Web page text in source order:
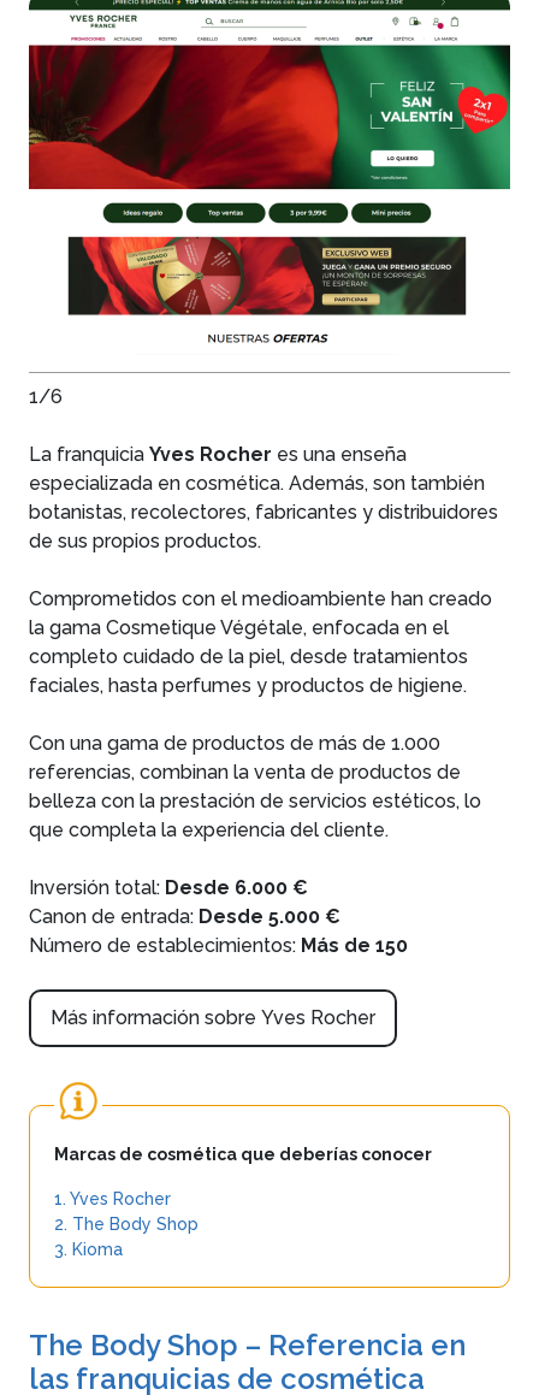
1/6
La franquicia Yves Rocher es una enseña
especializada en cosmética. Además, son también
botanistas, recolectores, fabricantes y distribuidores
de sus propios productos.
Comprometidos con el medioambiente han creado
la gama Cosmetique Végétale, enfocada en el
completo cuidado de la piel, desde tratamientos
faciales, hasta perfumes y productos de higiene.
Con una gama de productos de más de 1.000
referencias, combinan la venta de productos de
belleza con la prestación de servicios estéticos, lo
que completa la experiencia del cliente.
Inversión total: Desde 6.000 €
Canon de entrada: Desde 5.000 €
Número de establecimientos: Más de 150
Más información sobre Yves Rocher
Marcas de cosmética que deberías conocer
1. Yves Rocher
2. The Body Shop
3. Kioma
The Body Shop – Referencia en
las franquicias de cosmética